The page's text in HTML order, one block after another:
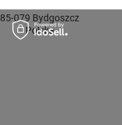
85-079 Bydgoszcz
Polska